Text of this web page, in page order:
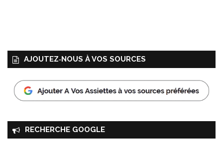
AJOUTEZ‑NOUS À VOS SOURCES
RECHERCHE GOOGLE